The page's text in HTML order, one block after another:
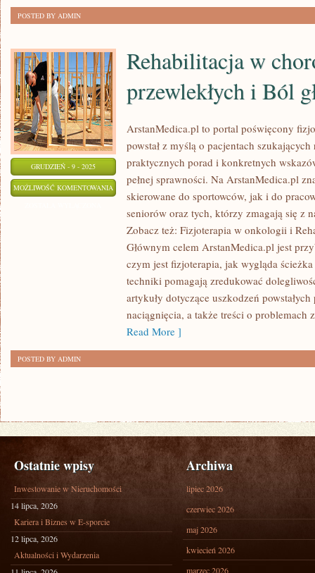
JAZDY
I
POSTED BY ADMIN
GRUDZIEŃ - 9 - 2025
MOŻLIWOŚĆ KOMENTOWANIA REHABILITACJA
MIGRENY
Rehabilitacja w
przewlekłych i Ból
ArstanMedica.pl to portal poświęcony
powstał z myślą o pacjentach
praktycznych porad i konkretnych
pełnej sprawności. Na ArstanMedica.pl
skierowane do sportowców, jak i do
seniorów oraz tych, którzy zmagają się z
Zobacz też: Fizjoterapia w onkologii i
Głównym celem ArstanMedica.pl jest
czym jest fizjoterapia, jak wygląda
techniki pomagają zredukować
artykuły dotyczące uszkodzeń
naciągnięcia, a także treści o
Read More ]
POSTED BY ADMIN
Ostatnie wpisy
Inwestowanie w Nieruchomości
14 lipca, 2026
Kariera i Biznes w E-sporcie
12 lipca, 2026
Aktualności i Wydarzenia
Archiwa
lipiec 2026
czerwiec 2026
maj 2026
kwiecień 2026
marzec 2026